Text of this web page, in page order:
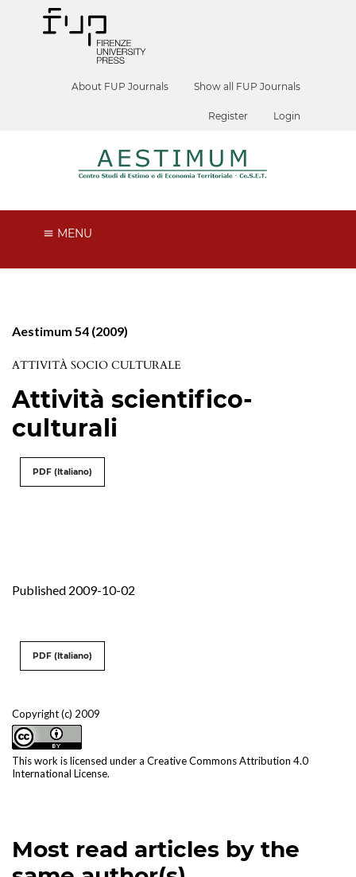
About FUP Journals Show all FUP Journals
Register Login
MENU
Aestimum 54 (2009)
ATTIVITÀ SOCIO CULTURALE
Attività scientifico-
culturali
PDF (Italiano)
Published 2009-10-02
Copyright (c) 2009
This work is licensed under a Creative Commons Attribution 4.0
International License.
PDF (Italiano)
Most read articles by the